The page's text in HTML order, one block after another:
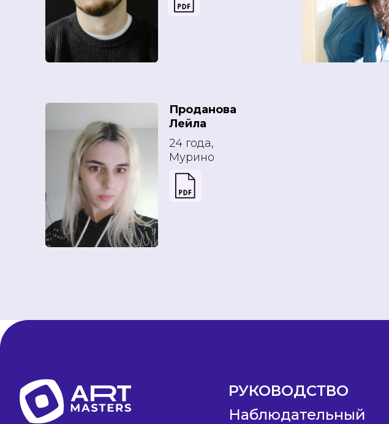
Проданова
Лейла
24 года,
Мурино
РУКОВОДСТВО
Наблюдательный